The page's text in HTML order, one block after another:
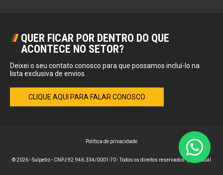
QUER FICAR POR DENTRO DO QUE
ACONTECE NO SETOR?
Deixei o seu contato conosco para que possamos incluí-lo na
lista exclusiva de envios.
CLIQUE AQUI PARA FALAR CONOSCO
Política de privacidade
© 2026 - Sulpetro - CNPJ:92.946.334/0001-70 - Todos os direitos reservados. por Global